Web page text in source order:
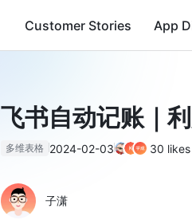
Customer Stories App
飞书自动记账｜
多维表格 2024-02-03 30 likes
子潇